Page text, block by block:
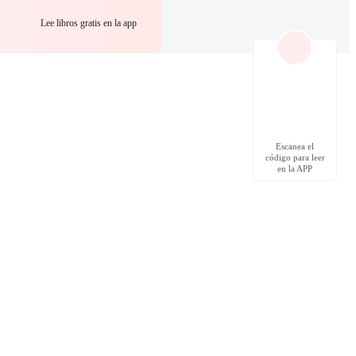
Lee libros gratis en la app
Escanea el
código para leer
en la APP